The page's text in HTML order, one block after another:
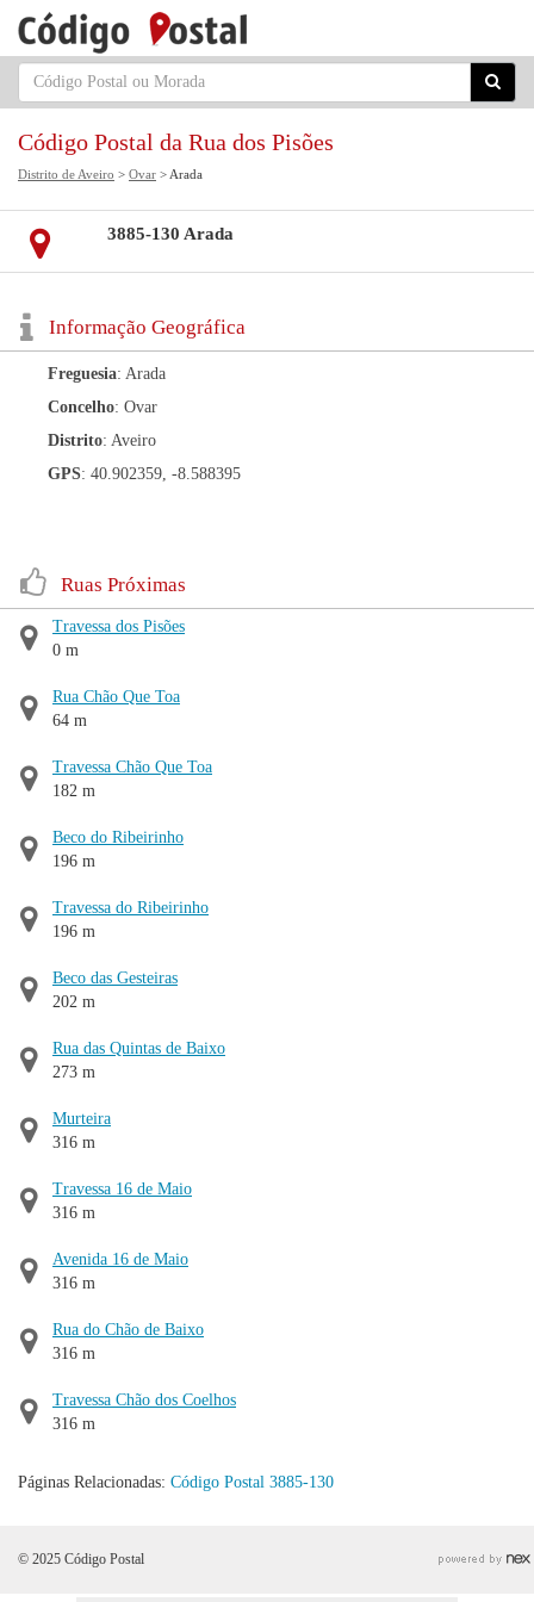
Código Postal da Rua dos Pisões
Distrito de Aveiro > Ovar > Arada
3885-130 Arada
Informação Geográfica
Freguesia: Arada
Concelho: Ovar
Distrito: Aveiro
GPS: 40.902359, -8.588395
Ruas Próximas
Travessa dos Pisões
0 m
Rua Chão Que Toa
64 m
Travessa Chão Que Toa
182 m
Beco do Ribeirinho
196 m
Travessa do Ribeirinho
196 m
Beco das Gesteiras
202 m
Rua das Quintas de Baixo
273 m
Murteira
316 m
Travessa 16 de Maio
316 m
Avenida 16 de Maio
316 m
Rua do Chão de Baixo
316 m
Travessa Chão dos Coelhos
316 m
Páginas Relacionadas: Código Postal 3885-130
© 2025 Código Postal